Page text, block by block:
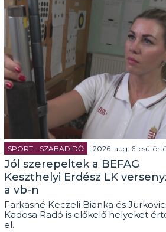
SPORT - SZABADIDŐ | 2026. aug. 6.
Jól szerepeltek a BEFAG
Keszthelyi Erdész LK
a vb-n
Farkasné Keczeli Bianka és
Kadosa Radó is előkelő helyeket
el.